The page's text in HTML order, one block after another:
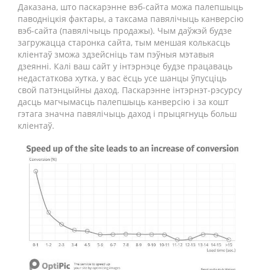
Даказана, што паскарэнне вэб-сайта можа палепшыць
паводніцкія фактары, а таксама павялічыць канверсію
вэб-сайта (павялічыць продажы). Чым даўжэй будзе
загружацца старонка сайта, тым меншая колькасць
кліентаў зможа здзейсніць там пэўныя мэтавыя
дзеянні. Калі ваш сайт у інтэрнэце будзе працаваць
недастаткова хутка, у вас ёсць усе шанцы ўпусціць
свой патэнцыйны даход. Паскарэнне інтэрнэт-рэсурсу
дасць магчымасць палепшыць канверсію і за кошт
гэтага значна павялічыць даход і прыцягнуць больш
кліентаў.